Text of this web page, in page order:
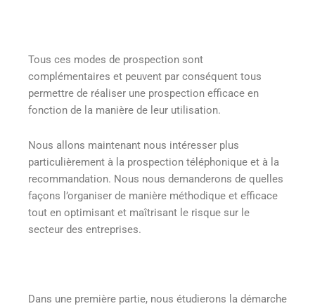
Tous ces modes de prospection sont
complémentaires et peuvent par conséquent tous
permettre de réaliser une prospection efficace en
fonction de la manière de leur utilisation.
Nous allons maintenant nous intéresser plus
particulièrement à la prospection téléphonique et à la
recommandation. Nous nous demanderons de quelles
façons l’organiser de manière méthodique et efficace
tout en optimisant et maîtrisant le risque sur le
secteur des entreprises.
Dans une première partie, nous étudierons la démarche